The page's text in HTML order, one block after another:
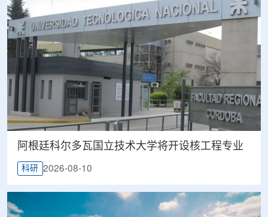
阿根廷科尔多瓦国立技术大学将开设核工程专业
科研 2026-08-10